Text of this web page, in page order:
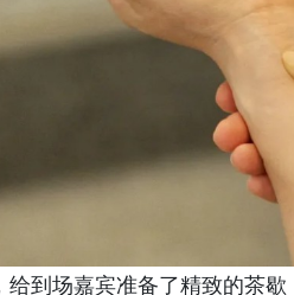
给到场嘉宾准备了精致的茶